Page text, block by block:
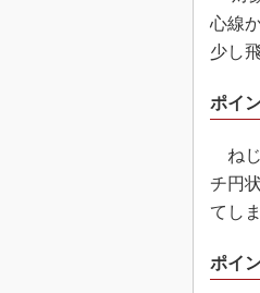
心線
少し
ポイ
ねじ
チ円
てし
ポイ